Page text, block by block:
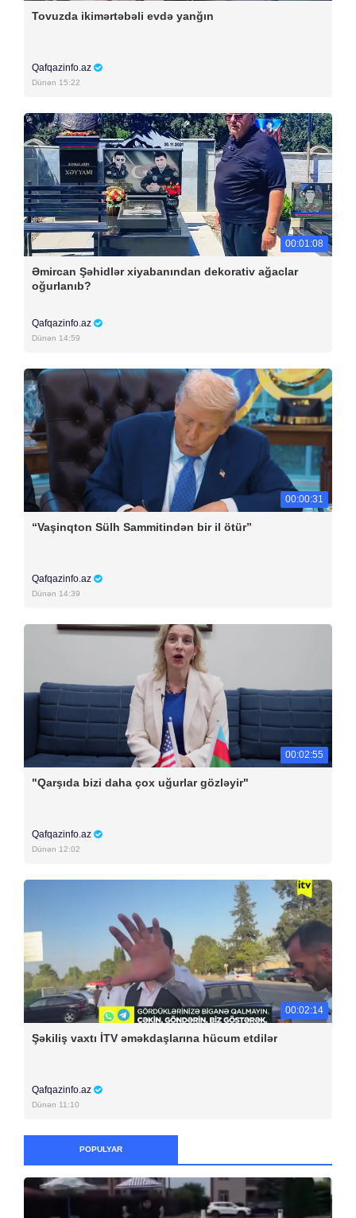
Tovuzda ikimərtəbəli evdə yanğın
Qafqazinfo.az
Dünən 15:22
00:01:08
Əmircan Şəhidlər xiyabanından dekorativ ağaclar
oğurlanıb?
Qafqazinfo.az
Dünən 14:59
00:00:31
“Vaşinqton Sülh Sammitindən bir il ötür”
Qafqazinfo.az
Dünən 14:39
00:02:55
"Qarşıda bizi daha çox uğurlar gözləyir"
Qafqazinfo.az
Dünən 12:02
00:02:14
Şəkiliş vaxtı İTV əməkdaşlarına hücum etdilər
Qafqazinfo.az
Dünən 11:10
POPULYAR